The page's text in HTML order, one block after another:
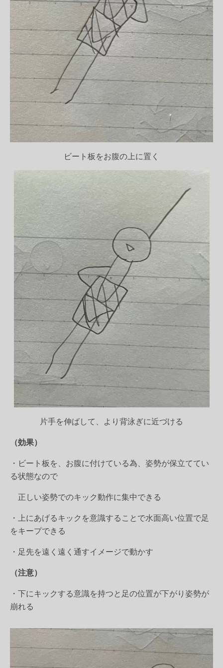
ビート板をお腹の上に置く
片手を伸ばして、より背泳ぎに近づける
（効果）
・ビート板を、お腹に付けている為、姿勢が保立ててい
る状態なので
正しい姿勢でのキック動作に集中できる
・上にあげるキックを意識することで水面高い位置で足
をキープできる
・足先を遠く遠く通すイメージで動かす
（注意）
・下にキックする意識を持つと足の位置が下がり姿勢が
崩れる